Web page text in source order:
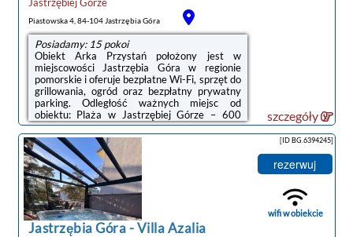
Piastowska 4, 84-104 Jastrzębia Góra
Posiadamy: 15 pokoi
Obiekt Arka Przystań położony jest w
miejscowości Jastrzębia Góra w regionie
pomorskie i oferuje bezpłatne Wi-Fi, sprzęt do
grillowania, ogród oraz bezpłatny prywatny
parking. Odległość ważnych miejsc od
obiektu: Plaża w Jastrzębiej Górze – 600
m.Na miejscu serwowane jest śniadanie
kontynentalne.W okolicy panują doskonałe
warunki do uprawiania trekkingu.Odległość
ważnych miejsc od obiektu: Port Gdynia – 41
km, Stocznia Gdynia – 44 km. Lotnisko
Lotnisko Gdańsk-Rębiechowo znajduje się 67
km od obiektu.Doba hotelowa od godziny
15:00 do 10:00.W przypadku pobytu w
obiekcie ...
szczegóły
Jastrzębia Góra-Villa Azalia
[ID BG.6394245]
rezerwuj
wifi w obiekcie